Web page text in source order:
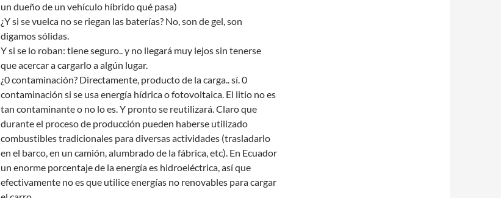
un dueño de un vehículo híbrido qué pasa)
¿Y si se vuelca no se riegan las baterías? No, son de gel, son
digamos sólidas.
Y si se lo roban: tiene seguro.. y no llegará muy lejos sin tenerse
que acercar a cargarlo a algún lugar.
¿0 contaminación? Directamente, producto de la carga.. sí. 0
contaminación si se usa energía hídrica o fotovoltaica. El litio no es
tan contaminante o no lo es. Y pronto se reutilizará. Claro que
durante el proceso de producción pueden haberse utilizado
combustibles tradicionales para diversas actividades (trasladarlo
en el barco, en un camión, alumbrado de la fábrica, etc). En Ecuador
un enorme porcentaje de la energía es hidroeléctrica, así que
efectivamente no es que utilice energías no renovables para cargar